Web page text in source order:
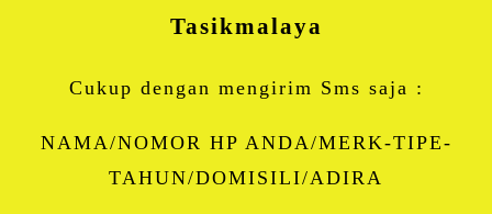
Tasikmalaya
Cukup dengan mengirim Sms saja :
NAMA/NOMOR HP ANDA/MERK-TIPE-
TAHUN/DOMISILI/ADIRA